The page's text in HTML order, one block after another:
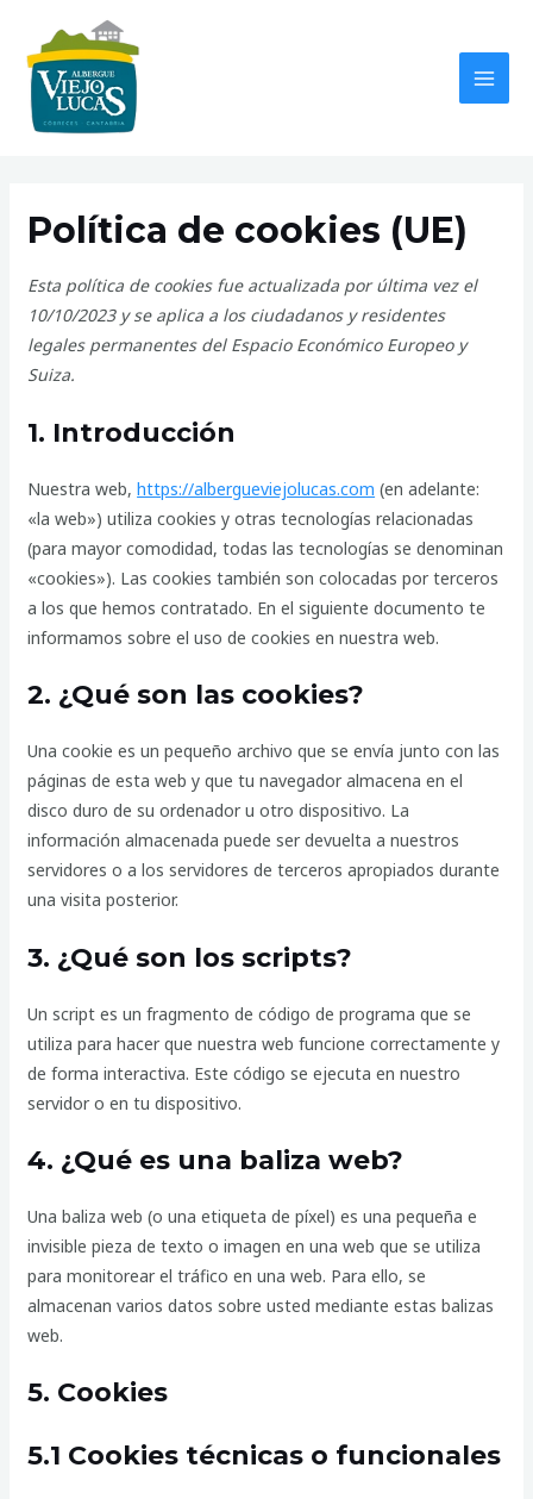
contenido
Política de cookies (UE)
Esta política de cookies fue actualizada por última vez el
10/10/2023 y se aplica a los ciudadanos y residentes
legales permanentes del Espacio Económico Europeo y
Suiza.
1. Introducción
Nuestra web,https://albergueviejolucas.com (en adelante:
«la web») utiliza cookies y otras tecnologías relacionadas
(para mayor comodidad, todas las tecnologías se denominan
«cookies»). Las cookies también son colocadas por terceros
a los que hemos contratado. En el siguiente documento te
informamos sobre el uso de cookies en nuestra web.
2. ¿Qué son las cookies?
Una cookie es un pequeño archivo que se envía junto con las
páginas de esta web y que tu navegador almacena en el
disco duro de su ordenador u otro dispositivo. La
información almacenada puede ser devuelta a nuestros
servidores o a los servidores de terceros apropiados durante
una visita posterior.
3. ¿Qué son los scripts?
Un script es un fragmento de código de programa que se
utiliza para hacer que nuestra web funcione correctamente y
de forma interactiva. Este código se ejecuta en nuestro
servidor o en tu dispositivo.
4. ¿Qué es una baliza web?
Una baliza web (o una etiqueta de píxel) es una pequeña e
invisible pieza de texto o imagen en una web que se utiliza
para monitorear el tráfico en una web. Para ello, se
almacenan varios datos sobre usted mediante estas balizas
web.
5. Cookies
5.1 Cookies técnicas o funcionales
service
service
service
analytics
service
service